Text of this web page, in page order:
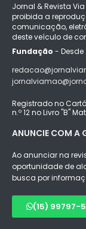
Jornal & Revista
proibida a
comunicação,
deste veículo de
Fundação - Desde
Registrado no
n.º 12 no Livro "B"
ANUNCIE COM A
Ao anunciar na
oportunidade de
busca por
(15) 99797-